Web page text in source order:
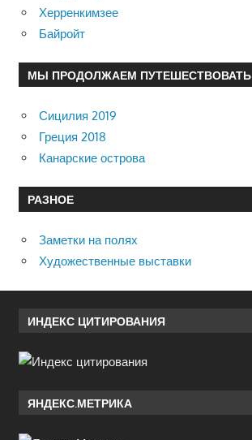
Херренкимзее
Байройт
МЫ ПРОДОЛЖАЕМ ПУТЕШЕСТВОВАТЬ
Сицилия 2019
Греция 2018
Канарские острова
РАЗНОЕ
Заметки на полях
Художественные выставки
ИНДЕКС ЦИТИРОВАНИЯ
ЯНДЕКС.МЕТРИКА